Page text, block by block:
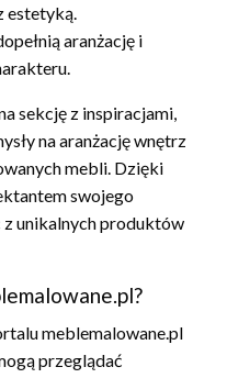
estetyką.
aranżację i
sekcję z inspiracjami,
na aranżację wnętrz
mebli. Dzięki
swojego
z unikalnych produktów
meblemalowane.pl
przeglądać